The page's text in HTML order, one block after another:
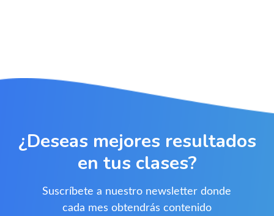
¿Deseas mejores resultados
en tus clases?
Suscríbete a nuestro newsletter donde
cada mes obtendrás contenido